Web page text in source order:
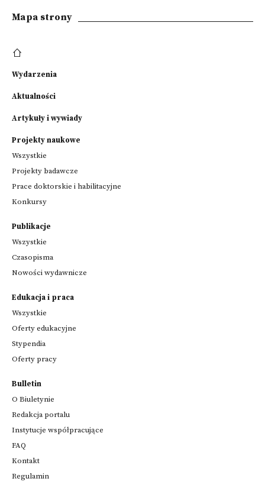
Mapa strony
Wydarzenia
Aktualności
Artykuły i wywiady
Projekty naukowe
Wszystkie
Projekty badawcze
Prace doktorskie i habilitacyjne
Konkursy
Publikacje
Wszystkie
Czasopisma
Nowości wydawnicze
Edukacja i praca
Wszystkie
Oferty edukacyjne
Stypendia
Oferty pracy
Bulletin
O Biuletynie
Redakcja portalu
Instytucje współpracujące
FAQ
Kontakt
Regulamin